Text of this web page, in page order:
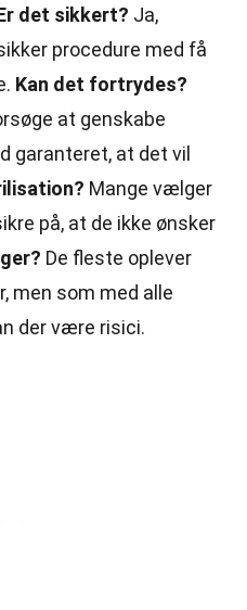
det sikkert? Ja,
procedure med få
Kan det fortrydes?
at genskabe
garanteret, at det vil
Mange vælger
på, at de ikke ønsker
De fleste oplever
men som med alle
der være risici.